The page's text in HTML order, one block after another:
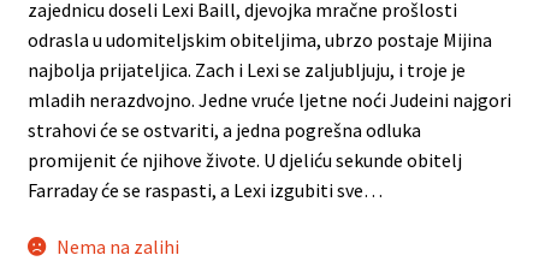
zajednicu doseli Lexi Baill, djevojka mračne prošlosti
odrasla u udomiteljskim obiteljima, ubrzo postaje Mijina
najbolja prijateljica. Zach i Lexi se zaljubljuju, i troje je
mladih nerazdvojno. Jedne vruće ljetne noći Judeini najgori
strahovi će se ostvariti, a jedna pogrešna odluka
promijenit će njihove živote. U djeliću sekunde obitelj
Farraday će se raspasti, a Lexi izgubiti sve…
Nema na zalihi